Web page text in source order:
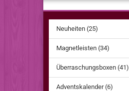
Neuheiten (25)
Magnetleisten (34)
Überraschungsboxen (41)
Adventskalender (6)